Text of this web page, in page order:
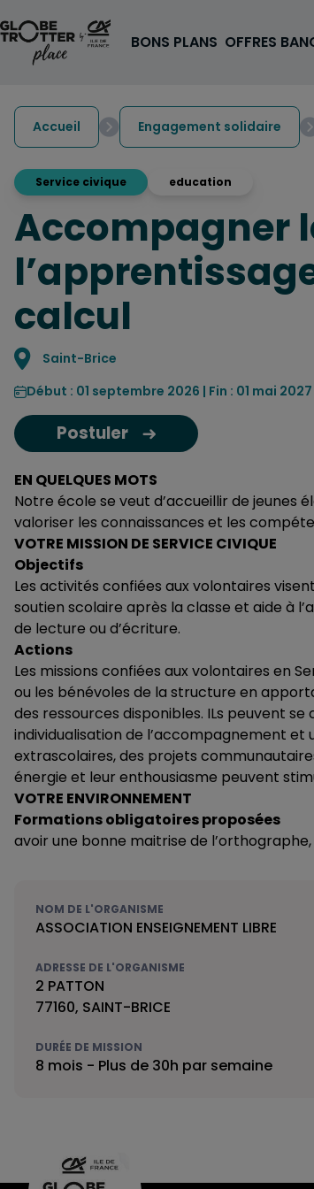
BONS PLANS OFFRES
1 carte, 0 frais à
pour les 18/30 ans
OUVRIR UN COMPTE
Accueil Engagement solidaire
Service civique education
Accompagner
calcul
Localisation
Saint-Brice
Début : 01 septembre 2026 | Fin : 01 mai 2027
Postuler
EN QUELQUES MOTS
Notre école se veut d’accueillir de jeunes
valoriser les connaissances et les
VOTRE MISSION DE SERVICE CIVIQUE
Objectifs
Les activités confiées aux volontaires
soutien scolaire après la classe et aide à
de lecture ou d’écriture.
Actions
Les missions confiées aux volontaires en
ou les bénévoles de la structure en
des ressources disponibles. ILs peuvent
individualisation de l’accompagnement et
extrascolaires, des projets
énergie et leur enthousiasme peuvent
VOTRE ENVIRONNEMENT
Formations obligatoires proposées
avoir une bonne maitrise de
NOM DE L'ORGANISME
ASSOCIATION ENSEIGNEMENT LIBRE
ADRESSE DE L'ORGANISME
2 PATTON
77160, SAINT-BRICE
DURÉE DE MISSION
8 mois - Plus de 30h par semaine